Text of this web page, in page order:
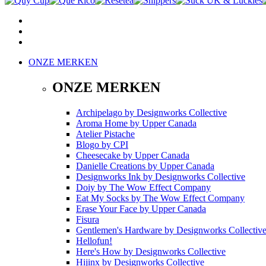
ONZE MERKEN
ONZE MERKEN
Archipelago by Designworks Collective
Aroma Home by Upper Canada
Atelier Pistache
Blogo by CPI
Cheesecake by Upper Canada
Danielle Creations by Upper Canada
Designworks Ink by Designworks Collective
Doiy by The Wow Effect Company
Eat My Socks by The Wow Effect Company
Erase Your Face by Upper Canada
Fisura
Gentlemen's Hardware by Designworks Collective
Hellofun!
Here's How by Designworks Collective
Hijinx by Designworks Collective